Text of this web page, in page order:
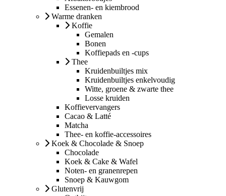
Essenen- en kiembrood
Warme dranken
Koffie
Gemalen
Bonen
Koffiepads en -cups
Thee
Kruidenbuiltjes mix
Kruidenbuiltjes enkelvoudig
Witte, groene & zwarte thee
Losse kruiden
Koffievervangers
Cacao & Latté
Matcha
Thee- en koffie-accessoires
Koek & Chocolade & Snoep
Chocolade
Koek & Cake & Wafel
Noten- en granenrepen
Snoep & Kauwgom
Glutenvrij